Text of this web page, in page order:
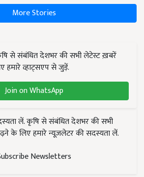
More Stories
से संबंधित देशभर की सभी लेटेस्ट ख़बरें
हमारे व्हाट्सएप से जुड़ें.
Join on WhatsApp
लें. कृषि से संबंधित देशभर की सभी
के लिए हमारे न्यूज़लेटर की सदस्यता लें.
Newsletters